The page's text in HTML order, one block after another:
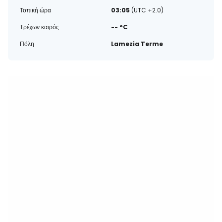
Τοπική ώρα 03:05 (UTC +2.0)
Τρέχων καιρός
-- °C
Πόλη
Lamezia Terme